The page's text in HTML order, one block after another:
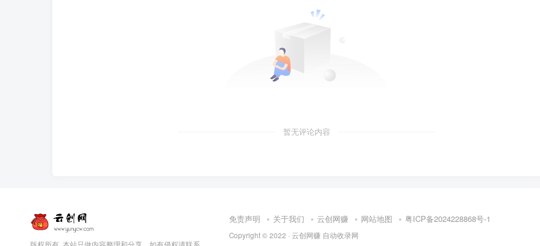
暂无评论内容
免责声明 关于我们 云创网赚 网站地图 粤ICP备2024228868号-1
Copyright © 2022 · 云创网赚 自动收录网